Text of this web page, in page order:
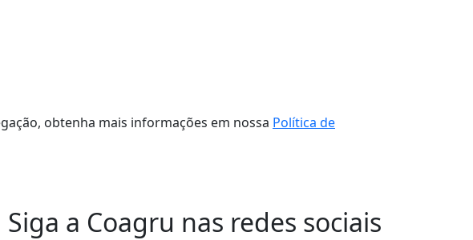
obtenha mais informações em nossa Política de
Siga a Coagru nas redes sociais